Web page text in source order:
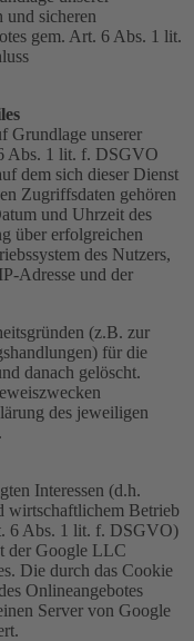
und sicheren
gem. Art. 6 Abs. 1 lit.
Grundlage unserer
Abs. 1 lit. f. DSGVO
dem sich dieser Dienst
Zugriffsdaten gehören
und Uhrzeit des
über erfolgreichen
des Nutzers,
Adresse und der
(z.B. zur
für die
danach gelöscht.
des jeweiligen
Interessen (d.h.
wirtschaftlichem Betrieb
6 Abs. 1 lit. f. DSGVO)
der Google LLC
Die durch das Cookie
Onlineangebotes
Server von Google